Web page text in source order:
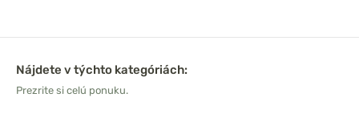
Nájdete v týchto kategóriách:
Prezrite si celú ponuku.